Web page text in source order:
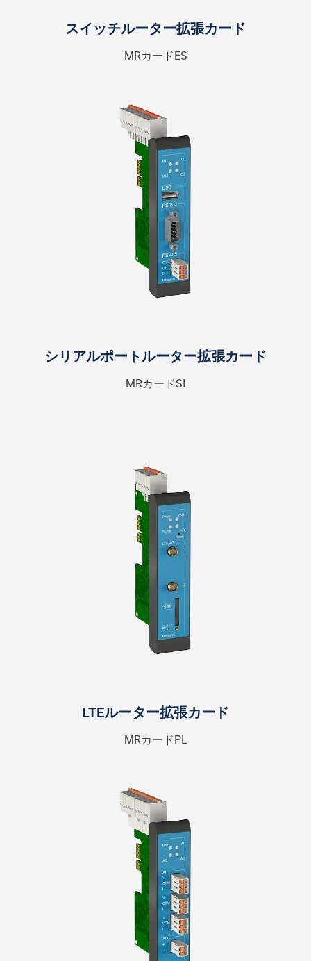
スイッチルーター拡張カード
MRカードES
シリアルポートルーター拡張カード
MRカードSI
LTEルーター拡張カード
MRカードPL